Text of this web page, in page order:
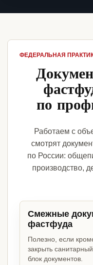
ФЕДЕРАЛЬНАЯ
по
Работаем с
смотрят
по России:
производство,
Смежные
фастфуда
Полезно, если
закрыть
блок документов.